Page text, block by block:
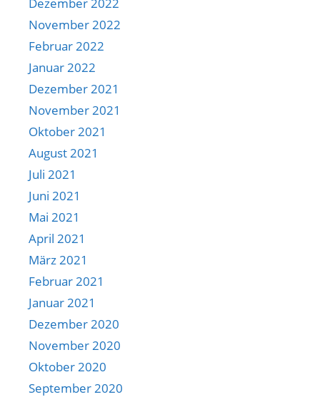
November 2022
Februar 2022
Januar 2022
Dezember 2021
November 2021
Oktober 2021
August 2021
Juli 2021
Juni 2021
Mai 2021
April 2021
März 2021
Februar 2021
Januar 2021
Dezember 2020
November 2020
Oktober 2020
September 2020